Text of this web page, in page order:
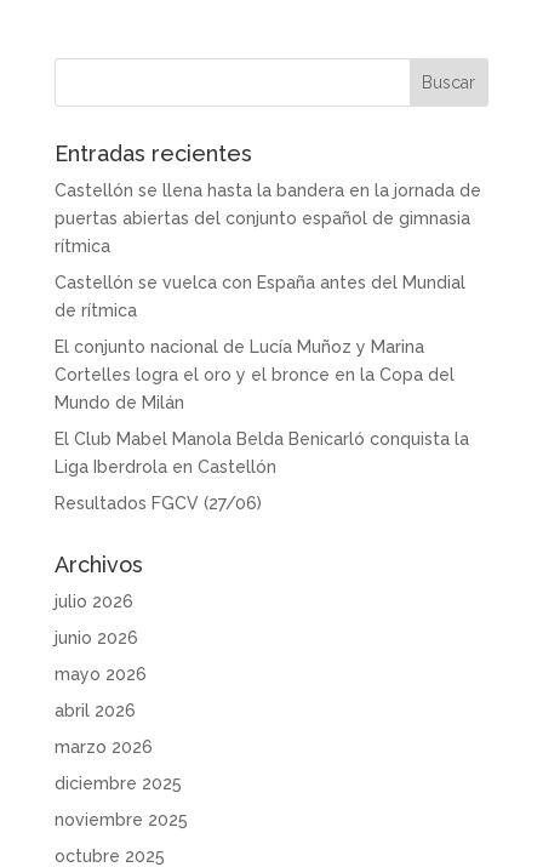
Entradas recientes
Castellón se llena hasta la bandera en la jornada de
puertas abiertas del conjunto español de gimnasia
rítmica
Castellón se vuelca con España antes del Mundial
de rítmica
El conjunto nacional de Lucía Muñoz y Marina
Cortelles logra el oro y el bronce en la Copa del
Mundo de Milán
El Club Mabel Manola Belda Benicarló conquista la
Liga Iberdrola en Castellón
Resultados FGCV (27/06)
Archivos
julio 2026
junio 2026
mayo 2026
abril 2026
marzo 2026
diciembre 2025
noviembre 2025
octubre 2025